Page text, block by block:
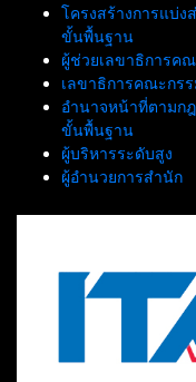
โครงสร้างการแบ่
ขั้นพื้นฐาน
ผู้ช่วยเลขาธิการค
เลขาธิการคณะกร
อำนาจหน้าที่ตามก
ขั้นพื้นฐาน
ผู้บริหารระดับสูง
ผู้อำนวยการสำนัก